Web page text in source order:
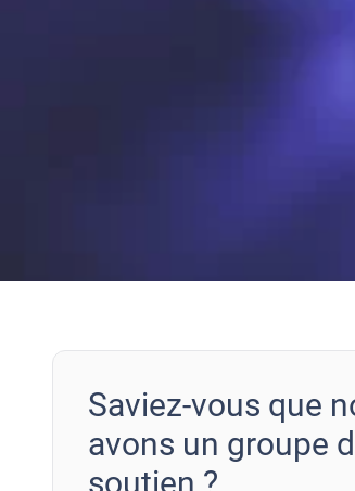
Saviez-vous que
avons un groupe
soutien ?